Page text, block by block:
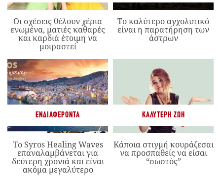
Οι σχέσεις θέλουν χέρια
ενωμένα, ματιές καθαρές
και καρδιά έτοιμη να
μοιραστεί
Το καλύτερο αγχολυτικό
είναι η παρατήρηση των
άστρων
ΕΝΔΙΑΦΈΡΟΝΤΑ
Το Syros Healing Waves
επαναλαμβάνεται για
δεύτερη χρονιά και είναι
ακόμα μεγαλύτερο
ΚΑΛΎΤΕΡΗ ΖΩΉ
Κάποια στιγμή κουράζεσαι
να προσπαθείς να είσαι
“σωστός”